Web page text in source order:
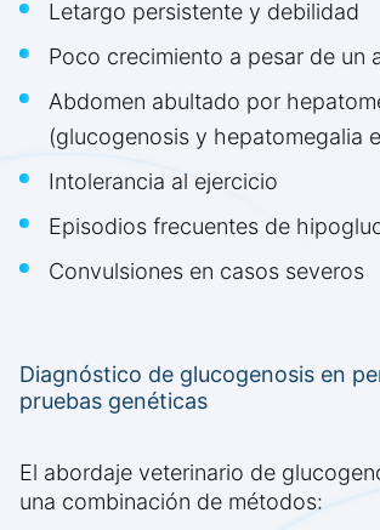
Letargo persistente y debilidad
Poco crecimiento a pesar de un
Abdomen abultado por
(glucogenosis y hepatomegalia
Intolerancia al ejercicio
Episodios frecuentes de
Convulsiones en casos severos
Diagnóstico de glucogenosis en
pruebas genéticas
El abordaje veterinario de
una combinación de métodos: